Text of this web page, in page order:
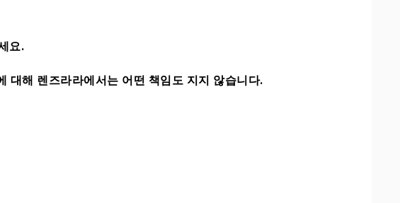
요.
대해 렌즈라라에서는 어떤 책임도 지지 않습니다.